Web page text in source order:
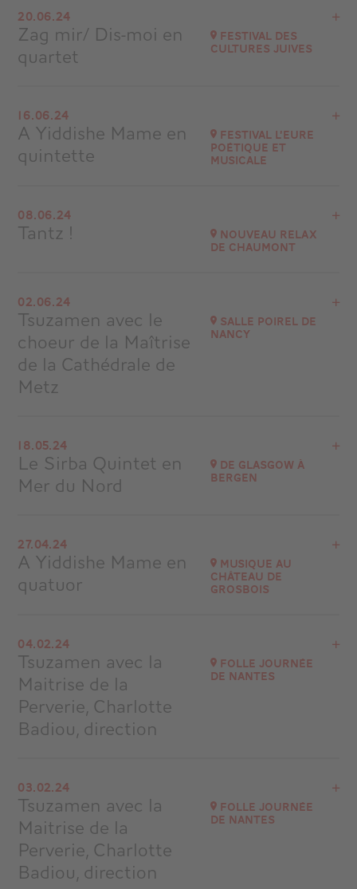
Varna - Bulgarie
Accéder au site
20.06.24
Zag mir/ Dis-moi en
quartet
Festival des
Cultures Juives
Théâtre des Abesses - Paris
à20H30
Accéder au site
16.06.24
A Yiddishe Mame en
quintette
Festival l’Eure
poétique et
musicale
Breteuil-sur-Iton
à 16H00
08.06.24
Tantz ! Nouveau Relax
de Chaumont
Chaumont
à 20H30
Accéder au site
02.06.24
Tsuzamen avec le
choeur de la Maîtrise
de la Cathédrale de
Metz
Salle Poirel de
Nancy
Salle Poirel de Nancy
Accéder au site
18.05.24
Le Sirba Quintet en
Mer du Nord
De Glasgow à
Bergen
Croisière Ponant Radio Classique
Accéder au site
27.04.24
A Yiddishe Mame en
quatuor
Musique au
Château de
Grosbois
Musique au Château de Grosbois
à 16H30
Acheter vos billets
04.02.24
Tsuzamen avec la
Maitrise de la
Perverie, Charlotte
Badiou, direction
Folle Journée
de Nantes
Folle Journée de Nantes
à 11H00 AUDITORIUM APOLLON
Accéder au site
03.02.24
Tsuzamen avec la
Maitrise de la
Perverie, Charlotte
Badiou, direction
Folle Journée
de Nantes